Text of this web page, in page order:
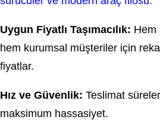
Uygun Fiyatlı Taşımacılık: Hem
hem kurumsal müşteriler için
fiyatlar.
Hız ve Güvenlik: Teslimat
maksimum hassasiyet.